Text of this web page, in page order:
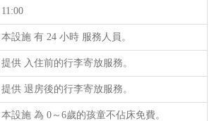
11:00
本設施 有 24 小時 服務人員。
提供 入住前的行李寄放服務。
提供 退房後的行李寄放服務。
本設施 為 0～6歲的孩童不佔床免費。